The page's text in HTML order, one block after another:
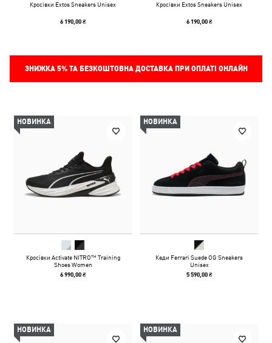
Кросівки Extos Sneakers Unisex
6 190,00 ₴
Кросівки Extos Sneakers Unisex
6 190,00 ₴
ЗНИЖКА 5%ТА БЕЗКОШТОВНА ДОСТАВКА ПРИ ОПЛАТІ ОНЛАЙН
НОВИНКА
Кросівки Activate NITRO™ Training
Shoes Women
6 990,00 ₴
НОВИНКА
Кеди Ferrari Suede OG Sneakers
Unisex
5 590,00 ₴
НОВИНКА НОВИНКА